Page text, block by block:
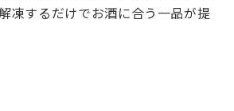
凍するだけでお酒に合う一品が提